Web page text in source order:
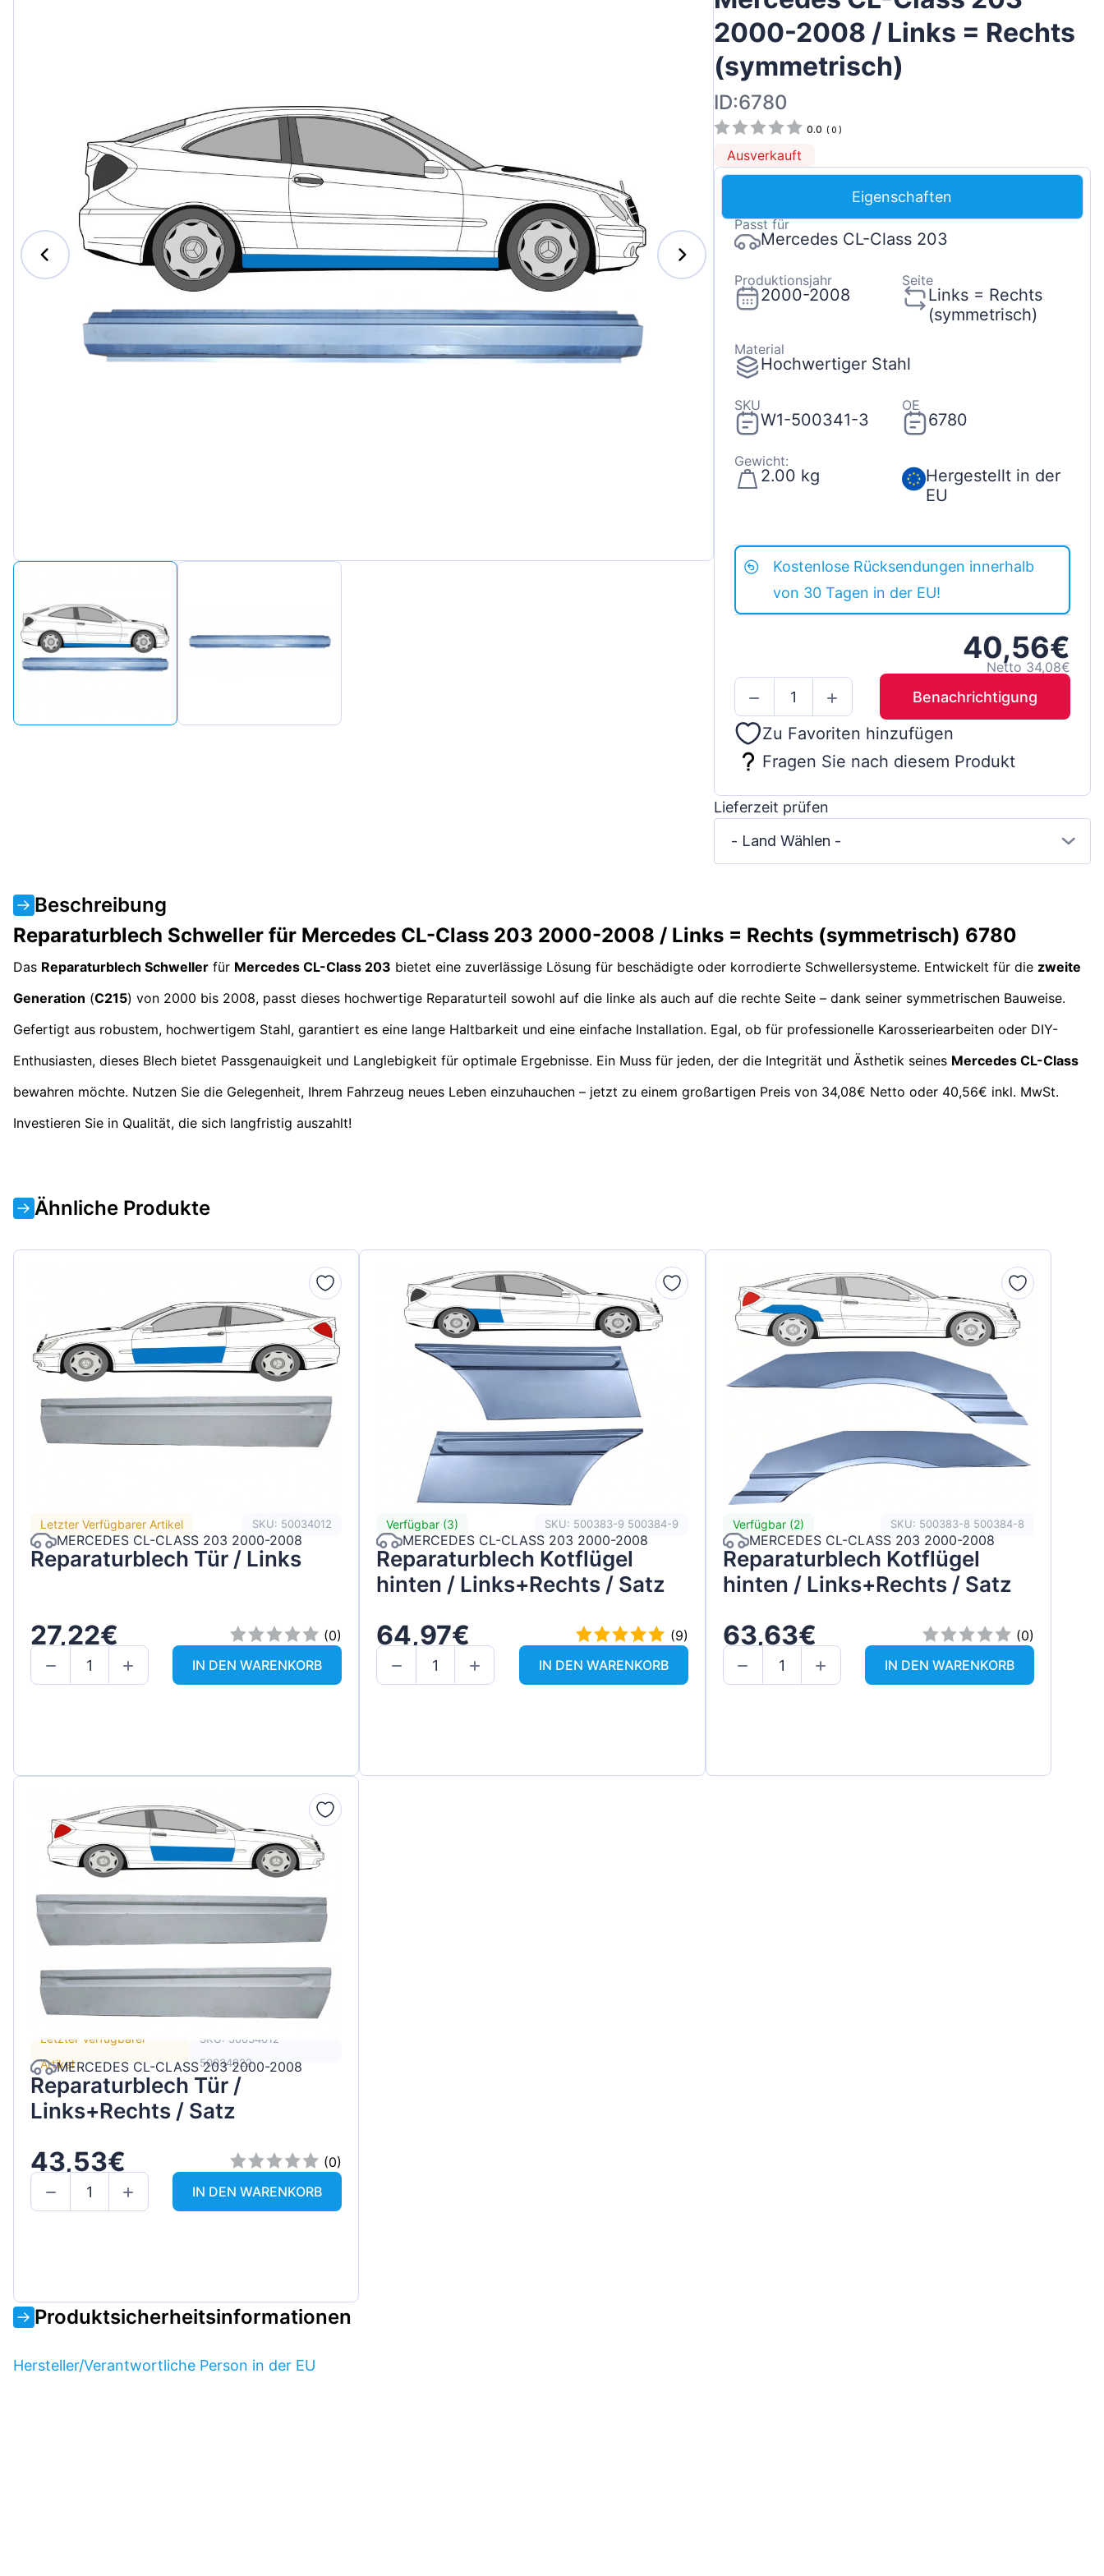
Magyar
Lietuvių
Iveco
Jeep
MAN
Mazda
Nissan
Opel Vauxhall
2000-2008 / Links = Rechts
(symmetrisch)
ID:6780
0.0 ( 0 )
Ausverkauft
Eigenschaften
Passt für
Mercedes CL-Class 203
Produktionsjahr
2000-2008
Seite
Links = Rechts
(symmetrisch)
Material
Hochwertiger Stahl
SKU
W1-500341-3
OE
6780
Gewicht:
2.00 kg
Hergestellt in der
EU
Kostenlose Rücksendungen innerhalb
von 30 Tagen in der EU!
40,56€
Netto 34,08€
Benachrichtigung
Zu Favoriten hinzufügen
Fragen Sie nach diesem Produkt
Lieferzeit prüfen
- Land Wählen -
Beschreibung
Reparaturblech Schweller für Mercedes CL-Class 203 2000-2008 / Links = Rechts (symmetrisch) 6780
Das Reparaturblech Schweller für Mercedes CL-Class 203 bietet eine zuverlässige Lösung für beschädigte oder korrodierte Schwellersysteme. Entwickelt für die zweite
Generation (C215) von 2000 bis 2008, passt dieses hochwertige Reparaturteil sowohl auf die linke als auch auf die rechte Seite – dank seiner symmetrischen Bauweise.
Gefertigt aus robustem, hochwertigem Stahl, garantiert es eine lange Haltbarkeit und eine einfache Installation. Egal, ob für professionelle Karosseriearbeiten oder DIY-
Enthusiasten, dieses Blech bietet Passgenauigkeit und Langlebigkeit für optimale Ergebnisse. Ein Muss für jeden, der die Integrität und Ästhetik seines Mercedes CL-Class
bewahren möchte. Nutzen Sie die Gelegenheit, Ihrem Fahrzeug neues Leben einzuhauchen – jetzt zu einem großartigen Preis von 34,08€ Netto oder 40,56€ inkl. MwSt.
Investieren Sie in Qualität, die sich langfristig auszahlt!
Ähnliche Produkte
Letzter Verfügbarer Artikel SKU: 50034012
MERCEDES CL-CLASS 203 2000-2008
Reparaturblech Tür / Links
27,22€
(0)
IN DEN WARENKORB
Verfügbar (3) SKU: 500383-9 500384-9
MERCEDES CL-CLASS 203 2000-2008
Reparaturblech Kotflügel
hinten / Links+Rechts / Satz
64,97€
(9)
IN DEN WARENKORB
Verfügbar (2) SKU: 500383-8 500384-8
MERCEDES CL-CLASS 203 2000-2008
Reparaturblech Kotflügel
hinten / Links+Rechts / Satz
63,63€
(0)
IN DEN WARENKORB
Letzter Verfügbarer
Artikel
SKU: 50034012
50034022
MERCEDES CL-CLASS 203 2000-2008
Reparaturblech Tür /
Links+Rechts / Satz
43,53€
(0)
IN DEN WARENKORB
Produktsicherheitsinformationen
Hersteller/Verantwortliche Person in der EU